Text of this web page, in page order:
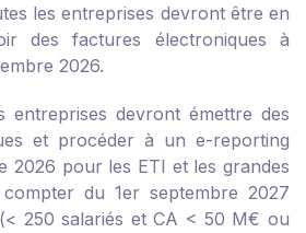
les entreprises devront être en
des factures électroniques à
2026.
entreprises devront émettre des
et procéder à un e-reporting
2026 pour les ETI et les grandes
du 1er septembre 2027
250 salariés et CA < 50 M€ ou